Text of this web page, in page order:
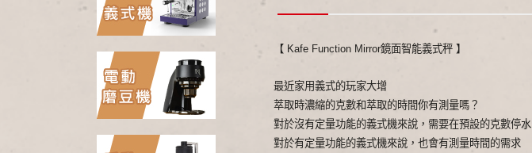
【 Kafe Function Mirror鏡面智能義式秤 】
最近家用義式的玩家大增
萃取時濃縮的克數和萃取的時間你有測量嗎？
對於沒有定量功能的義式機來說，需要在預設的克數停水
對於有定量功能的義式機來說，也會有測量時間的需求